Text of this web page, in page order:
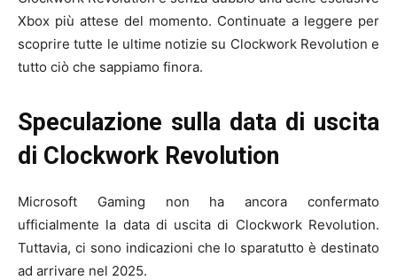
Xbox più attese del momento. Continuate a leggere per
scoprire tutte le ultime notizie su Clockwork Revolution e
tutto ciò che sappiamo finora.
Speculazione sulla data di uscita
di Clockwork Revolution
Microsoft Gaming non ha ancora confermato
ufficialmente la data di uscita di Clockwork Revolution.
Tuttavia, ci sono indicazioni che lo sparatutto è destinato
ad arrivare nel 2025.